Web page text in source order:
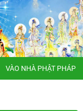
VÀO NHÀ PHẬT PHÁP